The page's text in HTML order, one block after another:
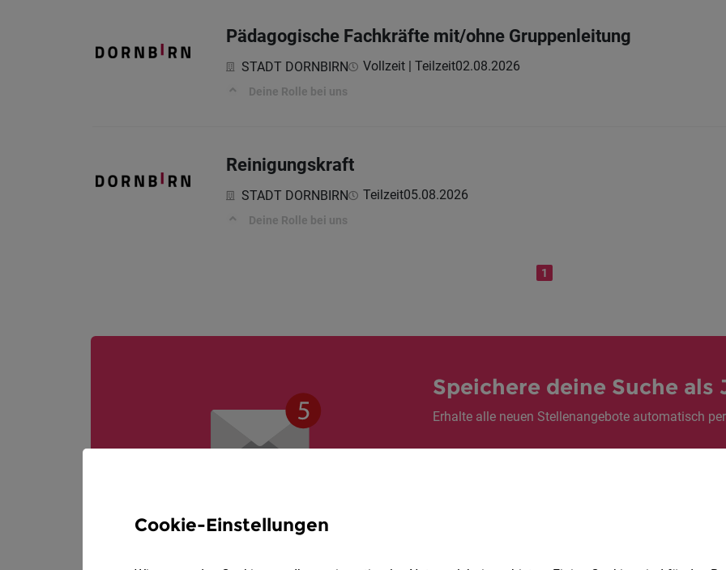
Pädagogische Fachkräfte mit/ohne Gruppenleitung
STADT DORNBIRN Vollzeit | Teilzeit02.08.2026
Deine Rolle bei uns
Reinigungskraft
STADT DORNBIRN Teilzeit05.08.2026
Deine Rolle bei uns
1
Speichere deine Suche als
Erhalte alle neuen Stellenangebote automatisch
Cookie-Einstellungen